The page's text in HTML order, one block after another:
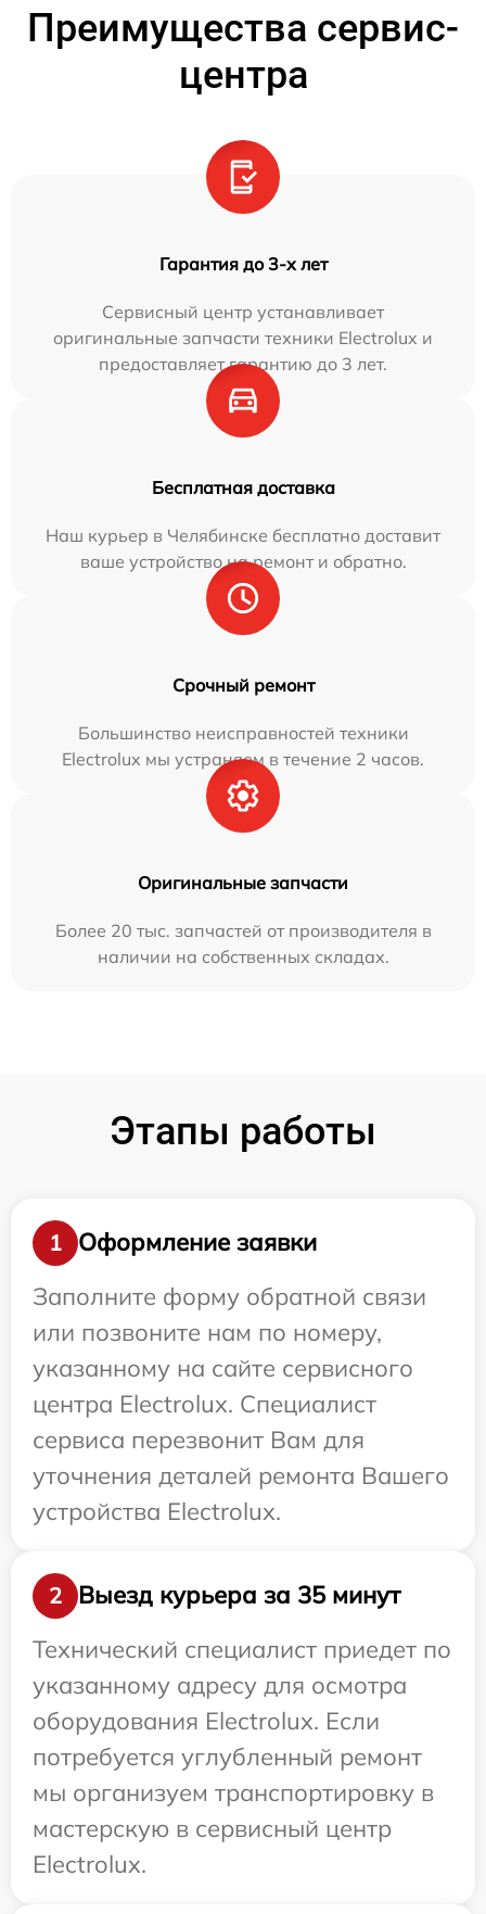
Преимущества сервис-
центра
Гарантия до 3-х лет
Сервисный центр устанавливает
оригинальные запчасти техники Electrolux и
предоставляет гарантию до 3 лет.
Бесплатная доставка
Наш курьер в Челябинске бесплатно доставит
ваше устройство на ремонт и обратно.
Срочный ремонт
Большинство неисправностей техники
Electrolux мы устраняем в течение 2 часов.
Оригинальные запчасти
Более 20 тыс. запчастей от производителя в
наличии на собственных складах.
Этапы работы
1
Оформление заявки
Заполните форму обратной связи
или позвоните нам по номеру,
указанному на сайте сервисного
центра Electrolux. Специалист
сервиса перезвонит Вам для
уточнения деталей ремонта Вашего
устройства Electrolux.
2
Выезд курьера за 35 минут
Технический специалист приедет по
указанному адресу для осмотра
оборудования Electrolux. Если
потребуется углубленный ремонт
мы организуем транспортировку в
мастерскую в сервисный центр
Electrolux.